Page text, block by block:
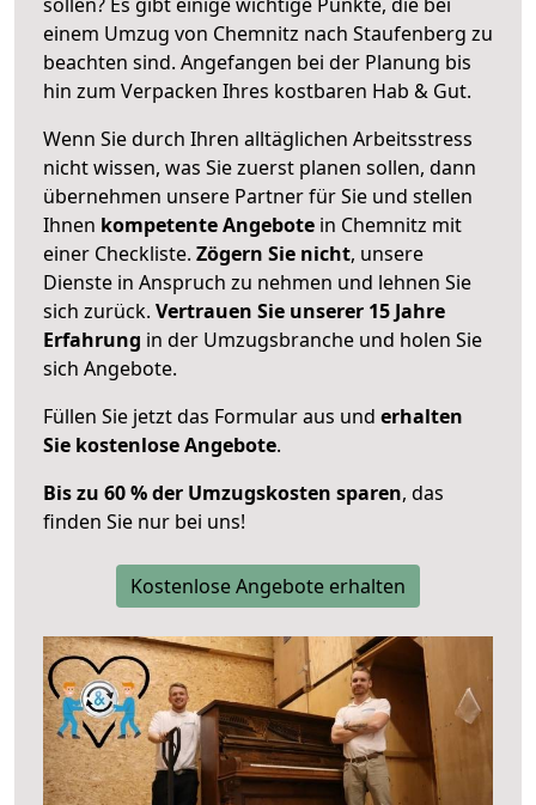
einem Umzug von Chemnitz nach Staufenberg zu
beachten sind. Angefangen bei der Planung bis
hin zum Verpacken Ihres kostbaren Hab & Gut.
Wenn Sie durch Ihren alltäglichen Arbeitsstress
nicht wissen, was Sie zuerst planen sollen, dann
übernehmen unsere Partner für Sie und stellen
Ihnen kompetente Angebote in Chemnitz mit
einer Checkliste. Zögern Sie nicht, unsere
Dienste in Anspruch zu nehmen und lehnen Sie
sich zurück. Vertrauen Sie unserer 15 Jahre
Erfahrung in der Umzugsbranche und holen Sie
sich Angebote.
Füllen Sie jetzt das Formular aus und erhalten
Sie kostenlose Angebote.
Bis zu 60 % der Umzugskosten sparen, das
finden Sie nur bei uns!
Kostenlose Angebote erhalten